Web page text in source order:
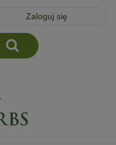
Zaloguj się